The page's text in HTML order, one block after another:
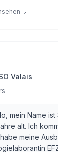
Valais
mein Name ist
alt. Ich
meine